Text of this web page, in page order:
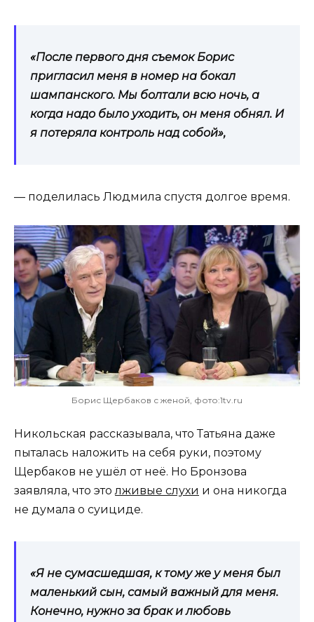
«После первого дня съемок Борис
пригласил меня в номер на бокал
шампанского. Мы болтали всю ночь, а
когда надо было уходить, он меня обнял. И
я потеряла контроль над собой»,
— поделилась Людмила спустя долгое время.
Борис Щербаков с женой, фото:1tv.ru
Никольская рассказывала, что Татьяна даже
пыталась наложить на себя руки, поэтому
Щербаков не ушёл от неё. Но Бронзова
заявляла, что этолживые слухи и она никогда
не думала о суициде.
«Я не сумасшедшая, к тому же у меня был
маленький сын, самый важный для меня.
Конечно, нужно за брак и любовь